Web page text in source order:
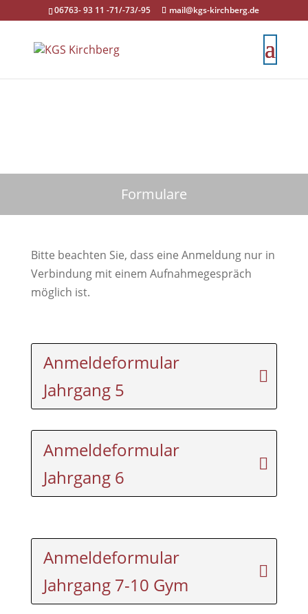
06763- 93 11 -71/-73/-95 mail@kgs-kirchberg.de
Formulare
Bitte beachten Sie, dass eine Anmeldung nur in
Verbindung mit einem Aufnahmegespräch
möglich ist.
Anmeldeformular
Jahrgang 5
Anmeldeformular
Jahrgang 6
Anmeldeformular
Jahrgang 7-10 Gym